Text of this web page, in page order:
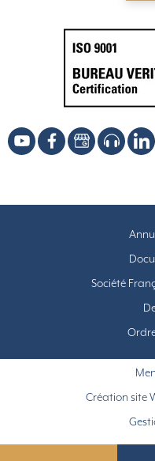
Société
Création site